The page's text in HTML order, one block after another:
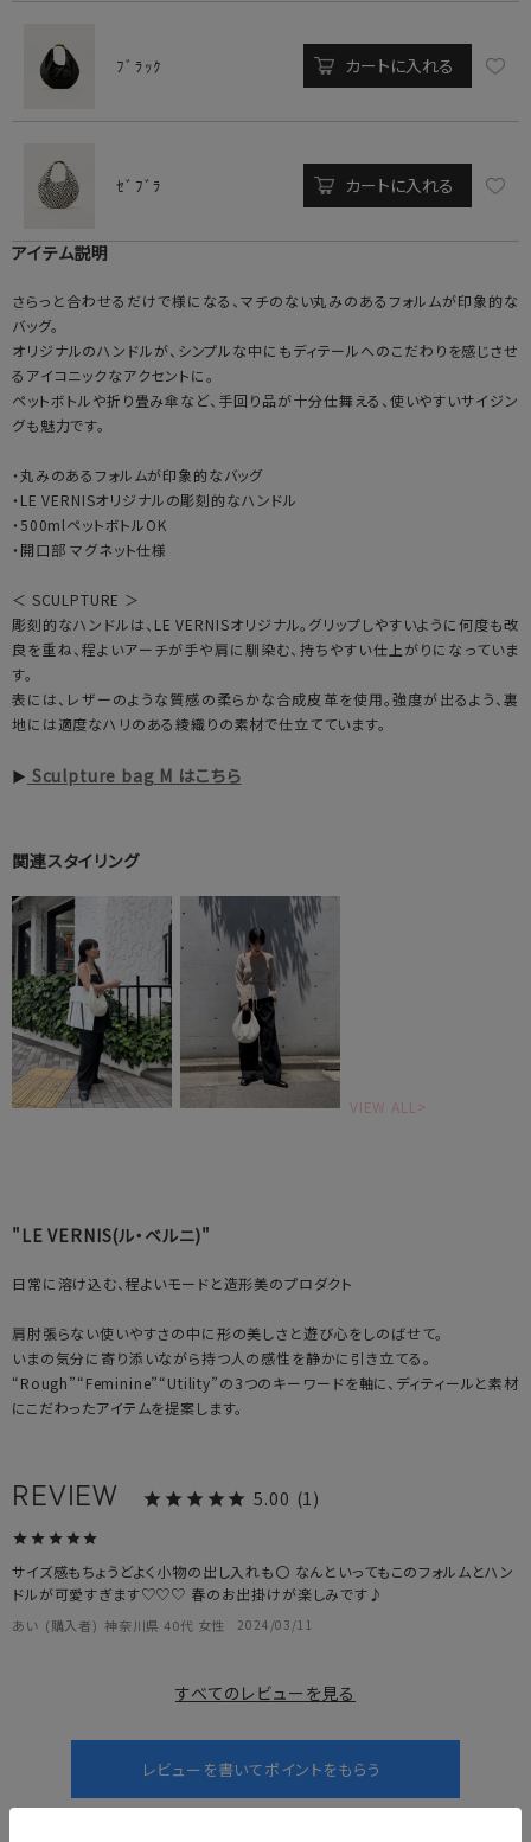
ﾌﾞﾗｯｸ カートに入れる
ｾﾞﾌﾞﾗ カートに入れる
アイテム説明
さらっと合わせるだけで様になる、マチのない丸みのあるフォルムが印象的な
バッグ。
オリジナルのハンドルが、シンプルな中にもディテールへのこだわりを感じさせ
るアイコニックなアクセントに。
ペットボトルや折り畳み傘など、手回り品が十分仕舞える、使いやすいサイジン
グも魅力です。
・丸みのあるフォルムが印象的なバッグ
・LE VERNISオリジナルの彫刻的なハンドル
・500mlペットボトルOK
・開口部 マグネット仕様
＜ SCULPTURE ＞
彫刻的なハンドルは、LE VERNISオリジナル。グリップしやすいように何度も改
良を重ね、程よいアーチが手や肩に馴染む、持ちやすい仕上がりになっていま
す。
表には、レザーのような質感の柔らかな合成皮革を使用。強度が出るよう、裏
地には適度なハリのある綾織りの素材で仕立てています。
▶ Sculpture bag M はこちら
関連スタイリング
VIEW ALL>
"LE VERNIS(ル・ベルニ)"
日常に溶け込む、程よいモードと造形美のプロダクト
肩肘張らない使いやすさの中に形の美しさと遊び心をしのばせて。
いまの気分に寄り添いながら持つ人の感性を静かに引き立てる。
“Rough”“Feminine”“Utility”の3つのキーワードを軸に、ディティールと素材
にこだわったアイテムを提案します。
5.00 1
あい 購入者 神奈川県 40代 女性 2024/03/11
サイズ感もちょうどよく小物の出し入れも〇 なんといってもこのフォルムとハン
ドルが可愛すぎます♡♡♡ 春のお出掛けが楽しみです♪
すべてのレビューを見る